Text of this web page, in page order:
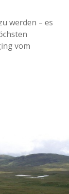
werden – es
vom